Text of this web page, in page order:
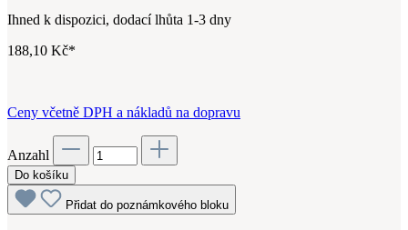
Šíře hřbetu:
3,2 cm
Ihned k dispozici, dodací lhůta 1-3 dny
188,10 Kč*
Ceny včetně DPH a nákladů na dopravu
Anzahl
Do košíku
Přidat do poznámkového bloku